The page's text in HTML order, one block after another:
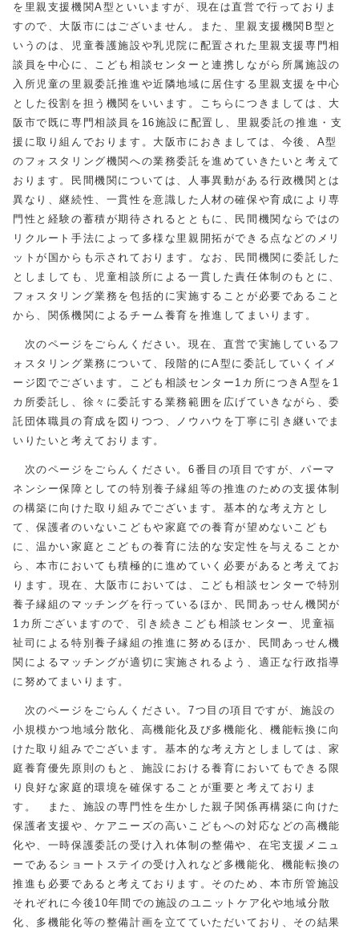
を里親支援機関A型といいますが、現在は直営で行っておりま
すので、大阪市にはございません。また、里親支援機関B型と
いうのは、児童養護施設や乳児院に配置された里親支援専門相
談員を中心に、こども相談センターと連携しながら所属施設の
入所児童の里親委託推進や近隣地域に居住する里親支援を中心
とした役割を担う機関をいいます。こちらにつきましては、大
阪市で既に専門相談員を16施設に配置し、里親委託の推進・支
援に取り組んでおります。大阪市におきましては、今後、A型
のフォスタリング機関への業務委託を進めていきたいと考えて
おります。民間機関については、人事異動がある行政機関とは
異なり、継続性、一貫性を意識した人材の確保や育成により専
門性と経験の蓄積が期待されるとともに、民間機関ならではの
リクルート手法によって多様な里親開拓ができる点などのメリ
ットが国からも示されております。なお、民間機関に委託した
としましても、児童相談所による一貫した責任体制のもとに、
フォスタリング業務を包括的に実施することが必要であること
から、関係機関によるチーム養育を推進してまいります。
次のページをごらんください。現在、直営で実施しているフ
ォスタリング業務について、段階的にA型に委託していくイメ
ージ図でございます。こども相談センター1カ所につきA型を1
カ所委託し、徐々に委託する業務範囲を広げていきながら、委
託団体職員の育成を図りつつ、ノウハウを丁寧に引き継いでま
いりたいと考えております。
次のページをごらんください。6番目の項目ですが、パーマ
ネンシー保障としての特別養子縁組等の推進のための支援体制
の構築に向けた取り組みでございます。基本的な考え方とし
て、保護者のいないこどもや家庭での養育が望めないこども
に、温かい家庭とこどもの養育に法的な安定性を与えることか
ら、本市においても積極的に進めていく必要があると考えてお
ります。現在、大阪市においては、こども相談センターで特別
養子縁組のマッチングを行っているほか、民間あっせん機関が
1カ所ございますので、引き続きこども相談センター、児童福
祉司による特別養子縁組の推進に努めるほか、民間あっせん機
関によるマッチングが適切に実施されるよう、適正な行政指導
に努めてまいります。
次のページをごらんください。7つ目の項目ですが、施設の
小規模かつ地域分散化、高機能化及び多機能化、機能転換に向
けた取り組みでございます。基本的な考え方としましては、家
庭養育優先原則のもと、施設における養育においてもできる限
り良好な家庭的環境を確保することが重要と考えておりま
す。 また、施設の専門性を生かした親子関係再構築に向けた
保護者支援や、ケアニーズの高いこどもへの対応などの高機能
化や、一時保護委託の受け入れ体制の整備や、在宅支援メニュ
ーであるショートステイの受け入れなど多機能化、機能転換の
推進も必要であると考えております。そのため、本市所管施設
それぞれに今後10年間での施設のユニットケア化や地域分散
化、多機能化等の整備計画を立てていただいており、その結果